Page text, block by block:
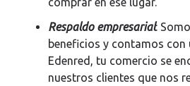
Respaldo empresarial:
beneficios y contamos con
Edenred, tu comercio se
nuestros clientes que nos